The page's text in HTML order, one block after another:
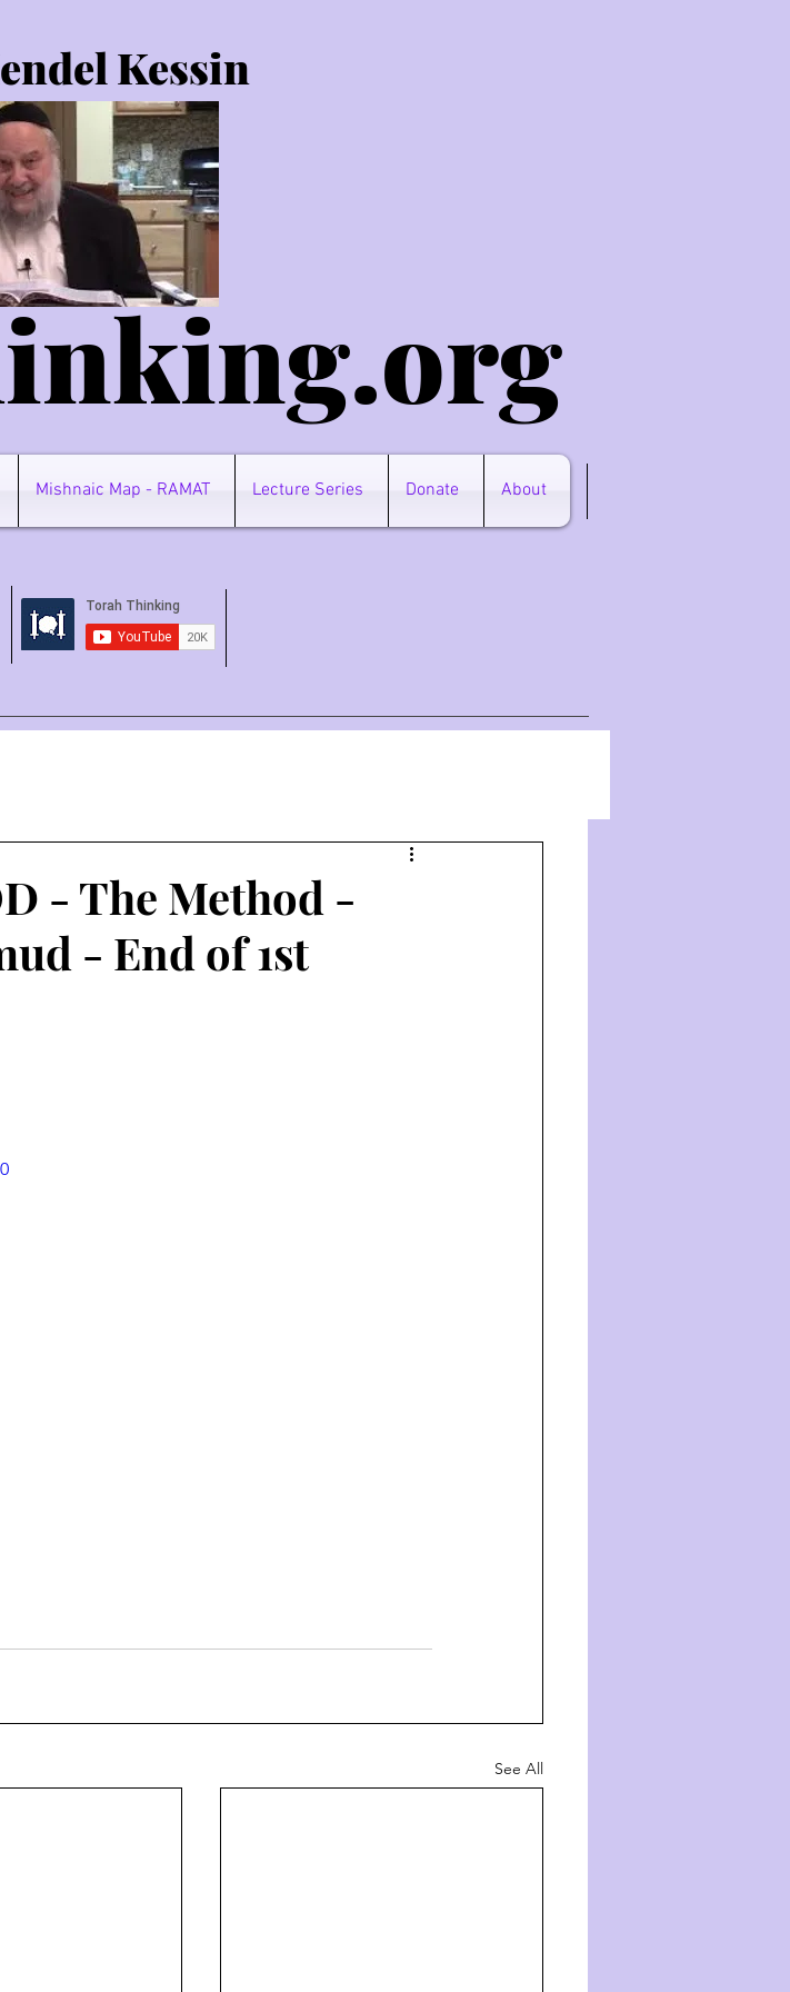
Kessin
rg
Mishnaic Map - RAMAT Lecture Series Donate About
- The Method -
- End of 1st
See All